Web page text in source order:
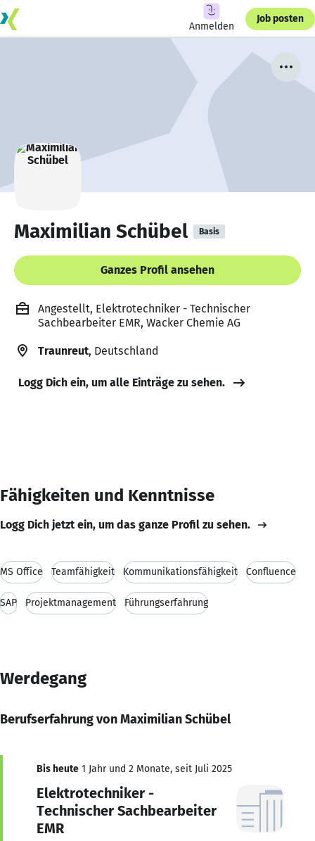
Anmelden
Job posten
Maximilian Schübel Basis
Ganzes Profil ansehen
Angestellt, Elektrotechniker - Technischer
Sachbearbeiter EMR, Wacker Chemie AG
Traunreut, Deutschland
Logg Dich ein, um alle Einträge zu sehen.
Fähigkeiten und Kenntnisse
Logg Dich jetzt ein, um das ganze Profil zu sehen.
MS Office Teamfähigkeit Kommunikationsfähigkeit Confluence
SAP Projektmanagement Führungserfahrung
Werdegang
Berufserfahrung von Maximilian Schübel
Bis heute 1 Jahr und 2 Monate, seit Juli 2025
Elektrotechniker -
Technischer Sachbearbeiter
EMR